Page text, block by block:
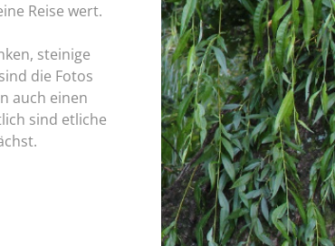
Reise wert.
steinige
die Fotos
auch einen
sind etliche